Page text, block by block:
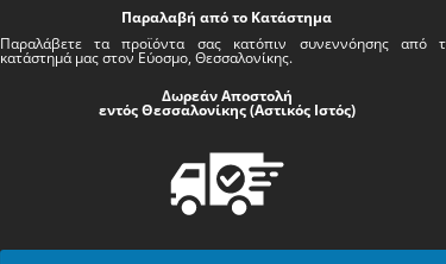
Παραλαβή από το Κατάστημα
Παραλάβετε τα προϊόντα σας κατόπιν συνεννόησης από
κατάστημά μας στον Εύοσμο, Θεσσαλονίκης.
Δωρεάν Αποστολή
εντός Θεσσαλονίκης (Αστικός Ιστός)